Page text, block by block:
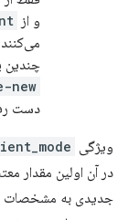
و از
چندین
new
دست
ویژگی
در آن اولین مقدار
جدیدی به مشخصات